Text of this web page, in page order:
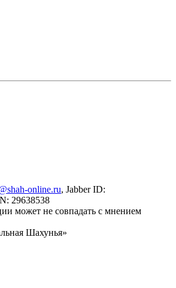
online.ru, Jabber ID:
29638538
может не совпадать с мнением
Шахунья»